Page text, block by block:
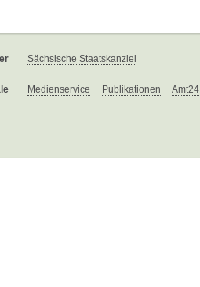
Sächsische Staatskanzlei
Medienservice Publikationen Amt24